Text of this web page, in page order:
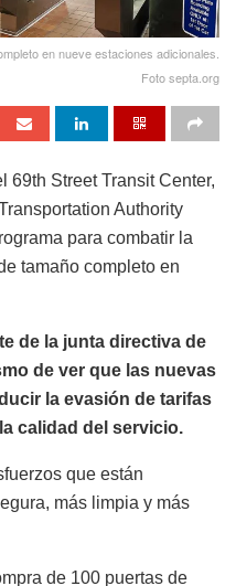
en nueve estaciones adicionales.
Foto septa.org
69th Street Transit Center,
Authority
para combatir la
tamaño completo en
de la junta directiva de
de ver que las nuevas
la evasión de tarifas
calidad del servicio.
que están
más limpia y más
de 100 puertas de